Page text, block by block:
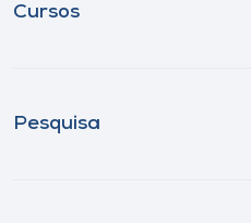
Cursos
Pesquisa